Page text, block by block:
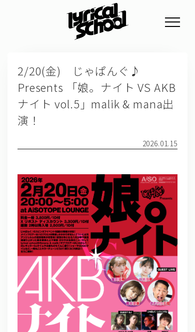
2/20(金) じゃぱんぐ♪
Presents 「娘。ナイト VS AKB
ナイト vol.5」malik & mana出
演！
2026.01.15
PROFILE
SCHEDULE
TICKET
問い合わせ, 取材,出演依頼